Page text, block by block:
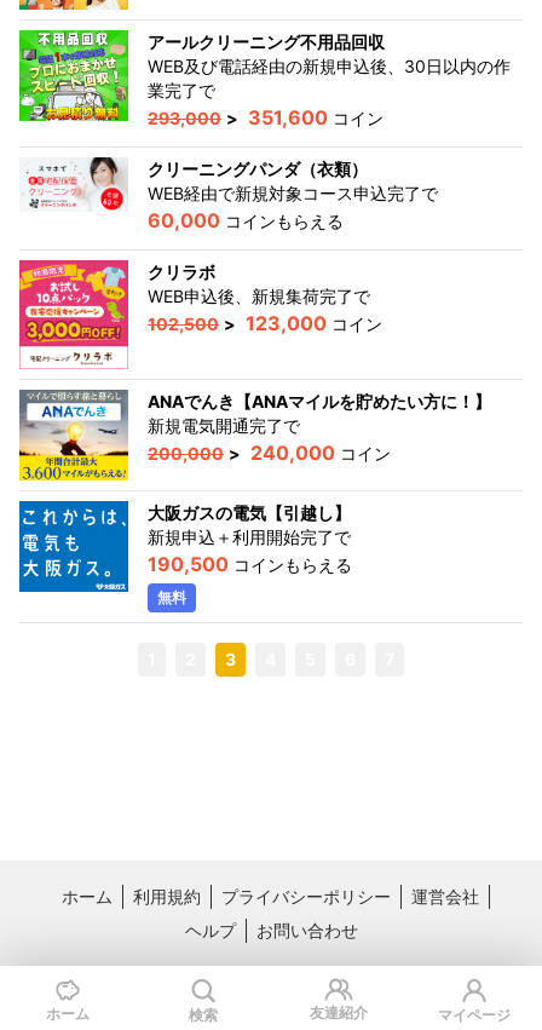
アールクリーニング不用品回収
WEB及び電話経由の新規申込後、30日以内の作
業完了で
293,000 > 351,600 コイン
クリーニングパンダ（衣類）
WEB経由で新規対象コース申込完了で
60,000 コインもらえる
クリラボ
WEB申込後、新規集荷完了で
102,500 > 123,000 コイン
ANAでんき【ANAマイルを貯めたい方に！】
新規電気開通完了で
200,000 > 240,000 コイン
大阪ガスの電気【引越し】
新規申込＋利用開始完了で
190,500 コインもらえる
無料
3
ホーム 利用規約 プライバシーポリシー
運営会社
ヘルプ
お問い合わせ
料理レシピ動画サービス クラシル
国内最大級のライフスタイル情報サー
ホーム 検索 友達紹介 マイページ